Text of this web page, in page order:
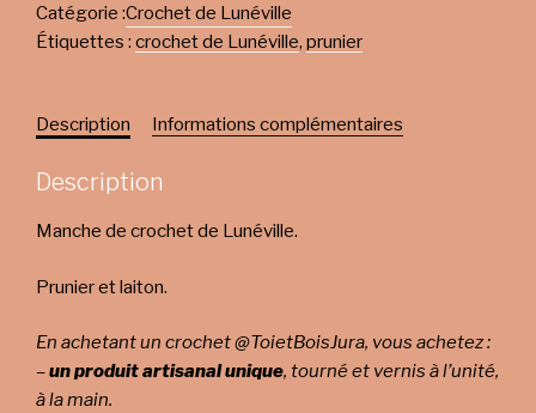
Catégorie :Crochet de Lunéville
Étiquettes : crochet de Lunéville, prunier
Description Informations complémentaires
Description
Manche de crochet de Lunéville.
Prunier et laiton.
En achetant un crochet @ToietBoisJura, vous achetez :
–un produit artisanal unique, tourné et vernis à l’unité,
à la main.